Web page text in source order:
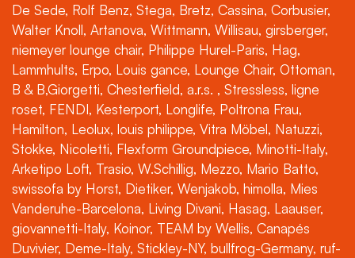
De Sede, Rolf Benz, Stega, Bretz, Cassina, Corbusier,
Walter Knoll, Artanova, Wittmann, Willisau, girsberger,
niemeyer lounge chair, Philippe Hurel-Paris, Hag,
Lammhults, Erpo, Louis gance, Lounge Chair, Ottoman,
B & B,Giorgetti, Chesterfield, a.r.s. , Stressless, ligne
roset, FENDI, Kesterport, Longlife, Poltrona Frau,
Hamilton, Leolux, louis philippe, Vitra Möbel, Natuzzi,
Stokke, Nicoletti, Flexform Groundpiece, Minotti-Italy,
Arketipo Loft, Trasio, W.Schillig, Mezzo, Mario Batto,
swissofa by Horst, Dietiker, Wenjakob, himolla, Mies
Vanderuhe-Barcelona, Living Divani, Hasag, Laauser,
giovannetti-Italy, Koinor, TEAM by Wellis, Canapés
Duvivier, Deme-Italy, Stickley-NY, bullfrog-Germany, ruf-